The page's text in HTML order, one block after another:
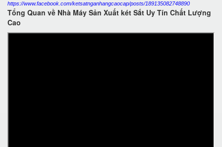
https://www.facebook.com/ketsatnganhangcaocap/posts/189135082748890
Tổng Quan về Nhà Máy Sản Xuất két Sắt Uy Tín Chất Lượng
Cao